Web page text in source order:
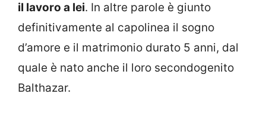
il lavoro a lei. In altre parole è giunto
definitivamente al capolinea il sogno
d’amore e il matrimonio durato 5 anni, dal
quale è nato anche il loro secondogenito
Balthazar.